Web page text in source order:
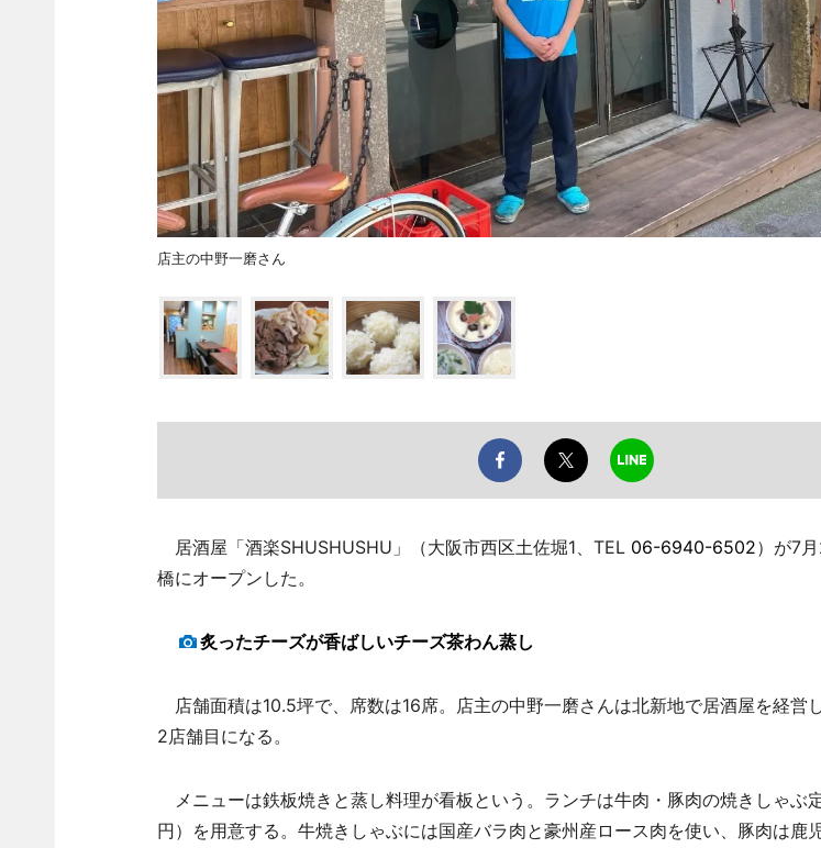
店主の中野一磨さん
居酒屋「酒楽SHUSHUSHU」（大阪市西区土佐堀1、TEL 06-6940-6502）が7
橋にオープンした。
炙ったチーズが香ばしいチーズ茶わん蒸し
店舗面積は10.5坪で、席数は16席。店主の中野一磨さんは北新地で居酒屋を経営
2店舗目になる。
メニューは鉄板焼きと蒸し料理が看板という。ランチは牛肉・豚肉の焼きしゃぶ
円）を用意する。牛焼きしゃぶには国産バラ肉と豪州産ロース肉を使い、豚肉は鹿